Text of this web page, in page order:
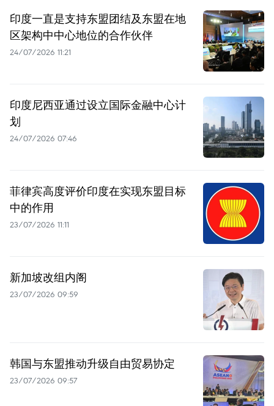
印度一直是支持东盟团结及东盟在地
区架构中中心地位的合作伙伴
24/07/2026 11:21
印度尼西亚通过设立国际金融中心计
划
24/07/2026 07:46
菲律宾高度评价印度在实现东盟目标
中的作用
23/07/2026 11:11
新加坡改组内阁
23/07/2026 09:59
韩国与东盟推动升级自由贸易协定
23/07/2026 09:57